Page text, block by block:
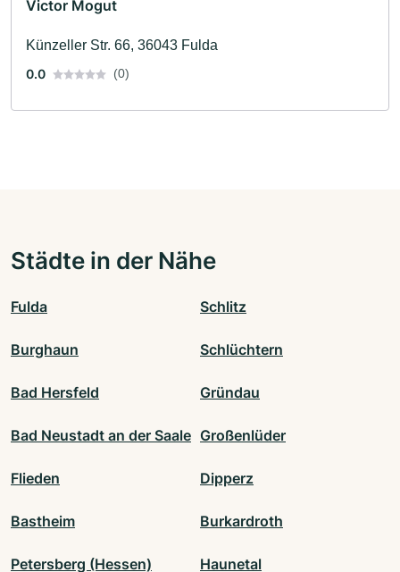
Victor Mogut
Künzeller Str. 66, 36043 Fulda
0.0
(0)
Städte in der Nähe
Fulda Schlitz
Burghaun Schlüchtern
Bad Hersfeld Gründau
Bad Neustadt an der Saale Großenlüder
Flieden Dipperz
Bastheim Burkardroth
Petersberg (Hessen) Haunetal